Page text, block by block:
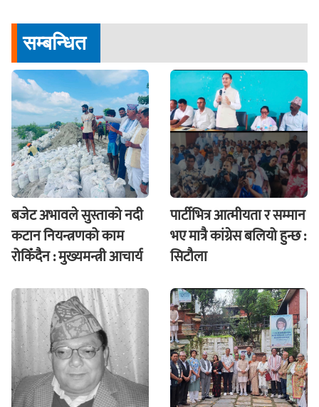
सम्बन्धित
बजेट अभावले सुस्ताको नदी
कटान नियन्त्रणको काम
रोकिँदैन : मुख्यमन्त्री आचार्य
पार्टीभित्र आत्मीयता र सम्मान
भए मात्रै कांग्रेस बलियो हुन्छ :
सिटौला